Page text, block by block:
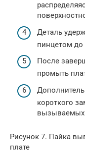
Деталь
пинцетом до
После
промыть
короткого
вызываемых
Рисунок 7. Пайка
плате